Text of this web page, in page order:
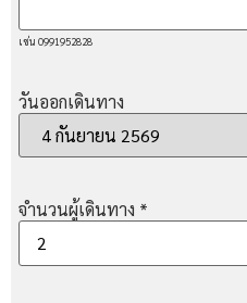
เช่น 0991952828
วันออกเดินทาง
จำนวนผู้เดินทาง *